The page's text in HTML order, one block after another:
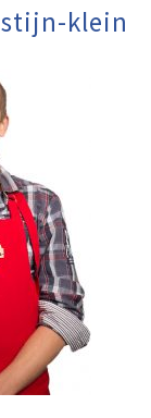
klein